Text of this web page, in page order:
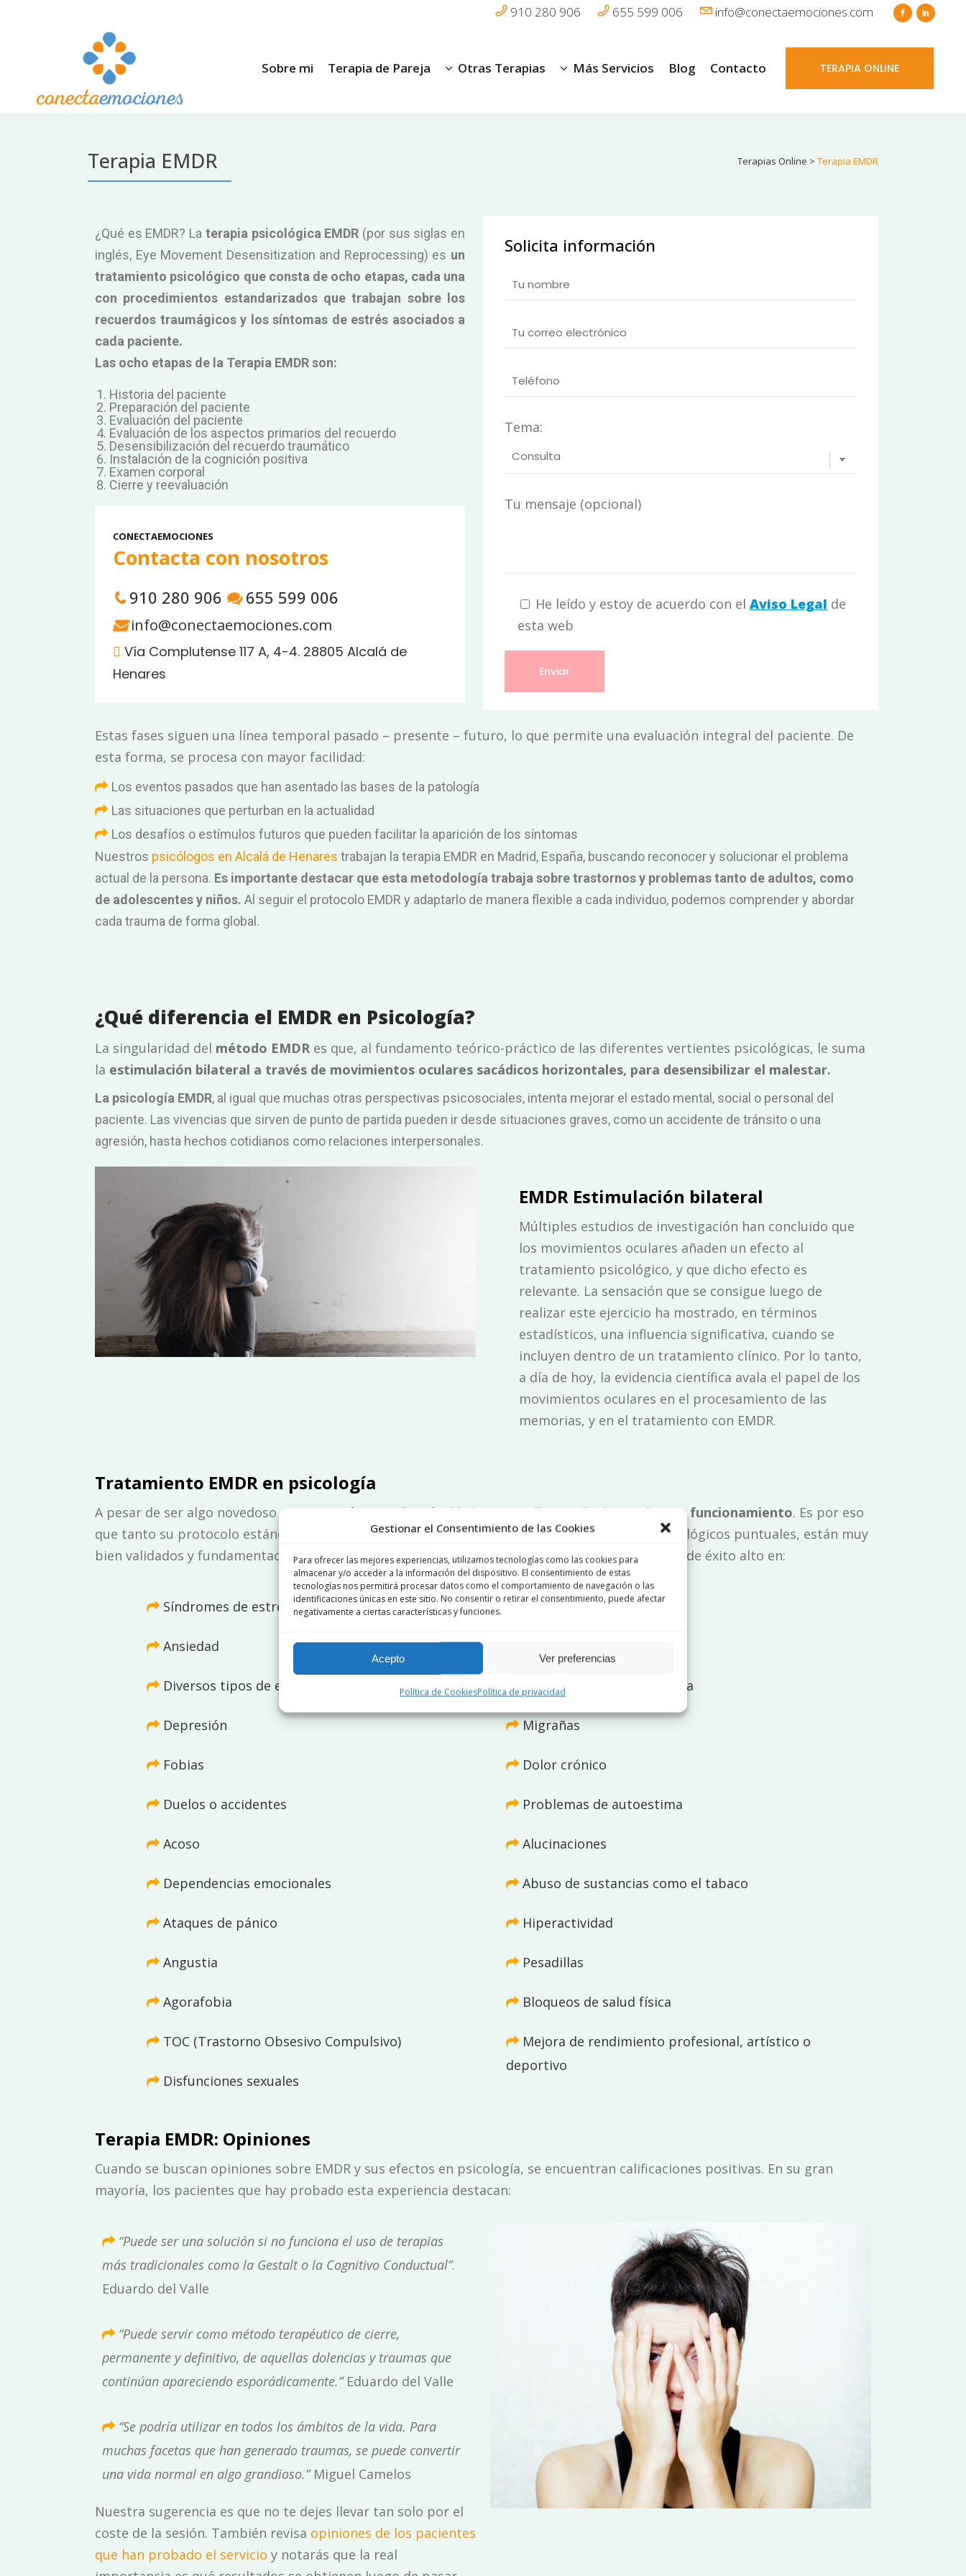
Gestionar el Consentimiento de las Cookies
Para ofrecer las mejores experiencias, utilizamos tecnologías como las cookies para
almacenar y/o acceder a la información del dispositivo. El consentimiento de estas
tecnologías nos permitirá procesar datos como el comportamiento de navegación o las
identificaciones únicas en este sitio. No consentir o retirar el consentimiento, puede afectar
negativamente a ciertas características y funciones.
Acepto Ver preferencias
Política de CookiesPolítica de privacidad
910 280 906 655 599 006 info@conectaemociones.com
TERAPIA ONLINE
Sobre mi Terapia de Pareja Otras Terapias Más Servicios Blog Contacto
Terapia EMDR Terapias Online > Terapia EMDR
¿Qué es EMDR? La terapia psicológica EMDR (por sus siglas en
inglés, Eye Movement Desensitization and Reprocessing) es un
tratamiento psicológico que consta de ocho etapas, cada una
con procedimientos estandarizados que trabajan sobre los
recuerdos traumágicos y los síntomas de estrés asociados a
cada paciente.
Las ocho etapas de la Terapia EMDR son:
Historia del paciente
Preparación del paciente
Evaluación del paciente
Evaluación de los aspectos primarios del recuerdo
Desensibilización del recuerdo traumático
Instalación de la cognición positiva
Examen corporal
Cierre y reevaluación
CONECTAEMOCIONES
Contacta con nosotros
910 280 906 655 599 006
info@conectaemociones.com
Vía Complutense 117 A, 4-4. 28805 Alcalá de
Henares
Solicita información
Tema:
Tu mensaje (opcional)
He leído y estoy de acuerdo con el Aviso Legal de
esta web
Estas fases siguen una línea temporal pasado – presente – futuro, lo que permite una evaluación integral del paciente. De
esta forma, se procesa con mayor facilidad:
Los eventos pasados que han asentado las bases de la patología
Las situaciones que perturban en la actualidad
Los desafíos o estímulos futuros que pueden facilitar la aparición de los síntomas
Nuestros psicólogos en Alcalá de Henares trabajan la terapia EMDR en Madrid, España, buscando reconocer y solucionar el problema
actual de la persona. Es importante destacar que esta metodología trabaja sobre trastornos y problemas tanto de adultos, como
de adolescentes y niños. Al seguir el protocolo EMDR y adaptarlo de manera flexible a cada individuo, podemos comprender y abordar
cada trauma de forma global.
¿Qué diferencia el EMDR en Psicología?
La singularidad del método EMDR es que, al fundamento teórico-práctico de las diferentes vertientes psicológicas, le suma
la estimulación bilateral a través de movimientos oculares sacádicos horizontales, para desensibilizar el malestar.
La psicología EMDR, al igual que muchas otras perspectivas psicosociales, intenta mejorar el estado mental, social o personal del
paciente. Las vivencias que sirven de punto de partida pueden ir desde situaciones graves, como un accidente de tránsito o una
agresión, hasta hechos cotidianos como relaciones interpersonales.
EMDR Estimulación bilateral
Múltiples estudios de investigación han concluido que
los movimientos oculares añaden un efecto al
tratamiento psicológico, y que dicho efecto es
relevante. La sensación que se consigue luego de
realizar este ejercicio ha mostrado, en términos
estadísticos, una influencia significativa, cuando se
incluyen dentro de un tratamiento clínico. Por lo tanto,
a día de hoy, la evidencia científica avala el papel de los
movimientos oculares en el procesamiento de las
memorias, y en el tratamiento con EMDR.
Tratamiento EMDR en psicología
A pesar de ser algo novedoso en España,la terapia psicológica EMDR lleva más de 30 años en funcionamiento. Es por eso
que tanto su protocolo estándar, como cualquier vertiente que busque tratar problemas psicológicos puntuales, están muy
bien validados y fundamentados científicamente.En la actualidad, su aplicación tiene un índice de éxito alto en:
Síndromes de estrés postraumático
Ansiedad
Diversos tipos de estrés
Depresión
Fobias
Duelos o accidentes
Acoso
Dependencias emocionales
Ataques de pánico
Angustia
Agorafobia
TOC (Trastorno Obsesivo Compulsivo)
Disfunciones sexuales
Hipocondría
Síndrome de Fatiga Crónica
Migrañas
Dolor crónico
Problemas de autoestima
Alucinaciones
Abuso de sustancias como el tabaco
Hiperactividad
Pesadillas
Bloqueos de salud física
Mejora de rendimiento profesional, artístico o
deportivo
Terapia EMDR: Opiniones
Cuando se buscan opiniones sobre EMDR y sus efectos en psicología, se encuentran calificaciones positivas. En su gran
mayoría, los pacientes que hay probado esta experiencia destacan:
“Puede ser una solución si no funciona el uso de terapias
más tradicionales como la Gestalt o la Cognitivo Conductual”.
Eduardo del Valle
“Puede servir como método terapéutico de cierre,
permanente y definitivo, de aquellas dolencias y traumas que
continúan apareciendo esporádicamente.”Eduardo del Valle
“Se podría utilizar en todos los ámbitos de la vida. Para
muchas facetas que han generado traumas, se puede convertir
una vida normal en algo grandioso.”Miguel Camelos
Nuestra sugerencia es que no te dejes llevar tan solo por el
coste de la sesión. También revisa opiniones de los pacientes
que han probado el servicio y notarás que la real